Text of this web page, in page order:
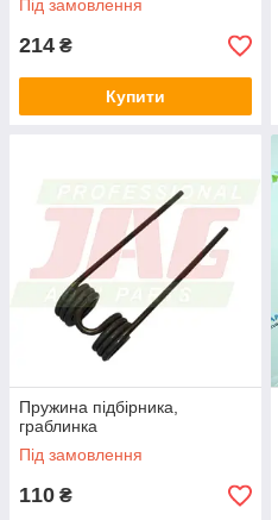
Під замовлення
214 ₴
Купити
Пружина підбірника,
граблинка
Під замовлення
110 ₴